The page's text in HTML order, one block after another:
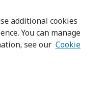
additional cookies
You can manage
see our Cookie